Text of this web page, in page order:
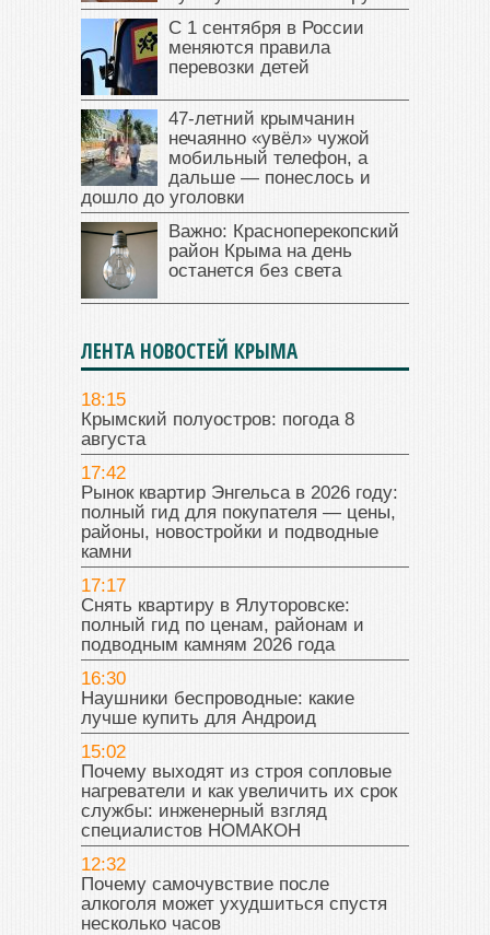
С 1 сентября в России
меняются правила
перевозки детей
47‑летний крымчанин
нечаянно «увёл» чужой
мобильный телефон, а
дальше — понеслось и
дошло до уголовки
Важно: Красноперекопский
район Крыма на день
останется без света
ЛЕНТА НОВОСТЕЙ КРЫМА
18:15
Крымский полуостров: погода 8
августа
17:42
Рынок квартир Энгельса в 2026 году:
полный гид для покупателя — цены,
районы, новостройки и подводные
камни
17:17
Снять квартиру в Ялуторовске:
полный гид по ценам, районам и
подводным камням 2026 года
16:30
Наушники беспроводные: какие
лучше купить для Андроид
15:02
Почему выходят из строя сопловые
нагреватели и как увеличить их срок
службы: инженерный взгляд
специалистов НОМАКОН
12:32
Почему самочувствие после
алкоголя может ухудшиться спустя
несколько часов